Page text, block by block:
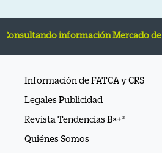
información Mercado de Cambios
Información de FATCA y CRS
Legales Publicidad
Revista Tendencias B×+®
Quiénes Somos